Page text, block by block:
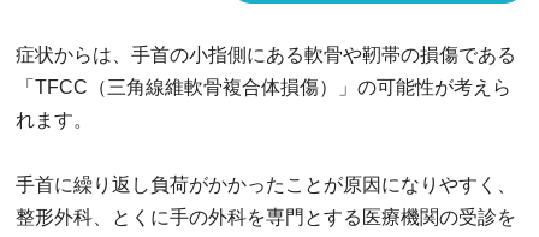
症状からは、手首の小指側にある軟骨や靭帯の損傷である
「TFCC（三角線維軟骨複合体損傷）」の可能性が考えら
れます。
手首に繰り返し負荷がかかったことが原因になりやすく、
整形外科、とくに手の外科を専門とする医療機関の受診を